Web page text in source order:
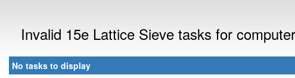
Invalid 15e Lattice Sieve tasks for
No tasks to display